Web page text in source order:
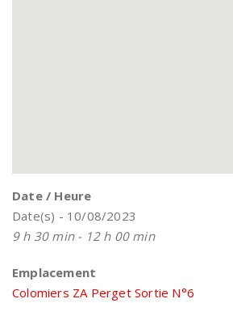
Date / Heure
Date(s) - 10/08/2023
9 h 30 min - 12 h 00 min
Emplacement
Colomiers ZA Perget Sortie N°6